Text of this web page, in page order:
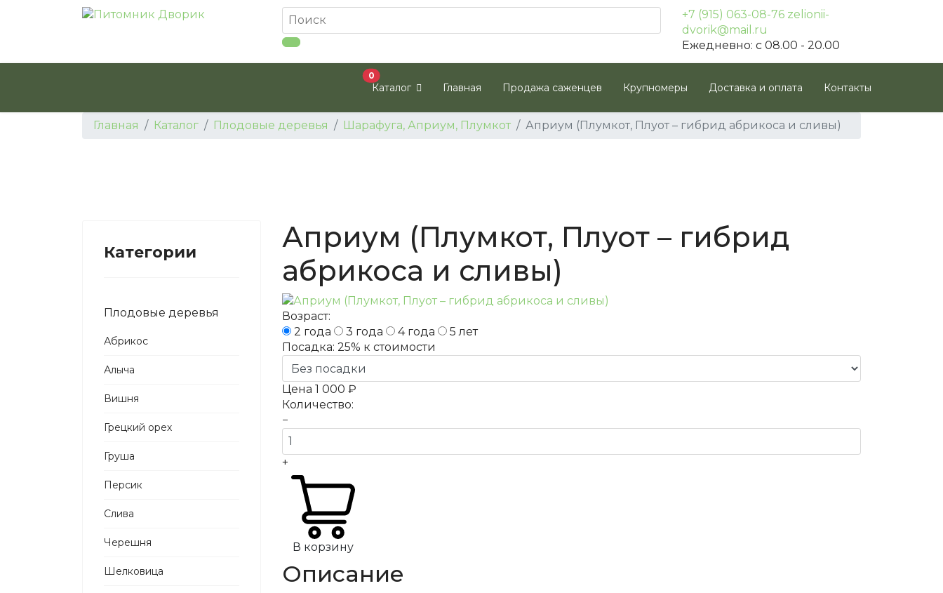
+7 (915) 063-08-76 zelionii-
dvorik@mail.ru
Ежедневно: с 08.00 - 20.00
0В корзину
Каталог Главная Продажа саженцев Крупномеры Доставка и оплата Контакты
Главная Каталог Плодовые деревья Шарафуга, Априум, Плумкот Априум (Плумкот, Плуот – гибрид абрикоса и сливы)
Категории
Плодовые деревья
Абрикос
Алыча
Вишня
Грецкий орех
Груша
Персик
Слива
Черешня
Шелковица
Априум (Плумкот, Плуот – гибрид
абрикоса и сливы)
Возраст:
2 года
3 года 4 года
5 лет
Посадка: 25% к стоимости
Цена 1 000 ₽
Количество:
−
+
В корзину
Описание